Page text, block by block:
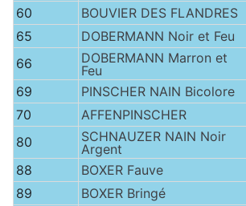
60 BOUVIER DES FLANDRES
65 DOBERMANN Noir et Feu
66
DOBERMANN Marron et
Feu
69 PINSCHER NAIN Bicolore
70 AFFENPINSCHER
80
SCHNAUZER NAIN Noir
Argent
88 BOXER Fauve
89 BOXER Bringé